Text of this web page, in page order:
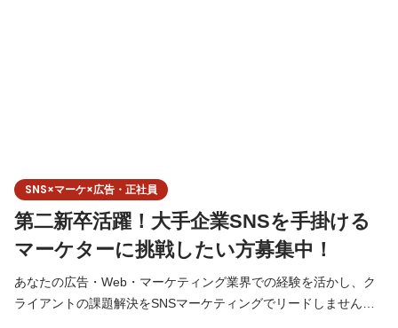
SNS×マーケ×広告・正社員
第二新卒活躍！大手企業SNSを手掛ける
マーケターに挑戦したい方募集中！
あなたの広告・Web・マーケティング業界での経験を活かし、ク
ライアントの課題解決をSNSマーケティングでリードしません